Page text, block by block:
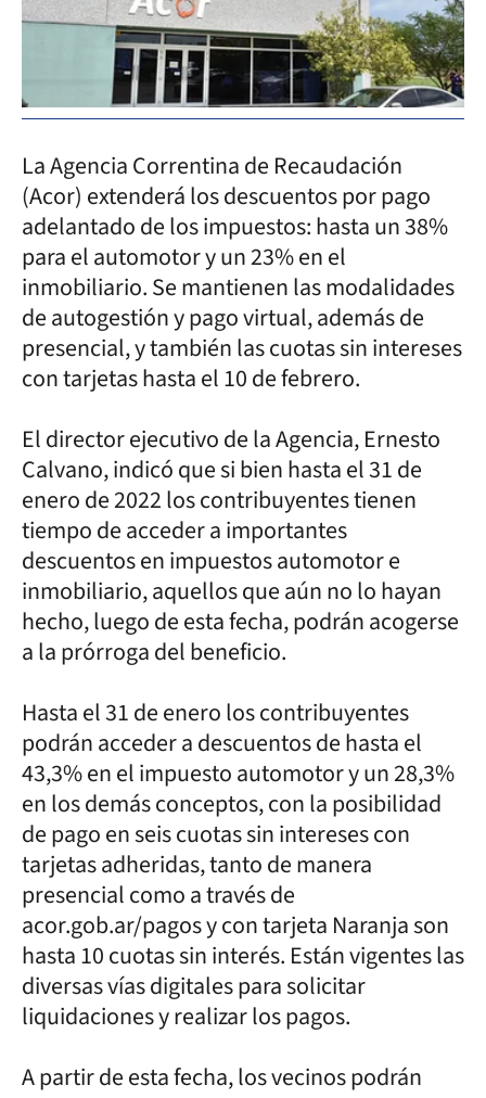
La Agencia Correntina de Recaudación
(Acor) extenderá los descuentos por pago
adelantado de los impuestos: hasta un 38%
para el automotor y un 23% en el
inmobiliario. Se mantienen las modalidades
de autogestión y pago virtual, además de
presencial, y también las cuotas sin intereses
con tarjetas hasta el 10 de febrero.
El director ejecutivo de la Agencia, Ernesto
Calvano, indicó que si bien hasta el 31 de
enero de 2022 los contribuyentes tienen
tiempo de acceder a importantes
descuentos en impuestos automotor e
inmobiliario, aquellos que aún no lo hayan
hecho, luego de esta fecha, podrán acogerse
a la prórroga del beneficio.
Hasta el 31 de enero los contribuyentes
podrán acceder a descuentos de hasta el
43,3% en el impuesto automotor y un 28,3%
en los demás conceptos, con la posibilidad
de pago en seis cuotas sin intereses con
tarjetas adheridas, tanto de manera
presencial como a través de
acor.gob.ar/pagos y con tarjeta Naranja son
hasta 10 cuotas sin interés. Están vigentes las
diversas vías digitales para solicitar
liquidaciones y realizar los pagos.
A partir de esta fecha, los vecinos podrán